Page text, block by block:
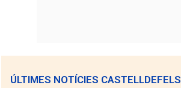
ÚLTIMES NOTÍCIES CASTELLDEFELS